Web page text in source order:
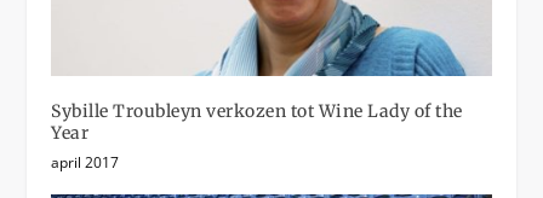
Sybille Troubleyn verkozen tot Wine Lady of the
Year
april 2017